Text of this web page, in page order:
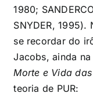
1980;
SNYDER, 1995).
se recordar do
Jacobs, ainda
Morte e Vida
teoria de PUR: